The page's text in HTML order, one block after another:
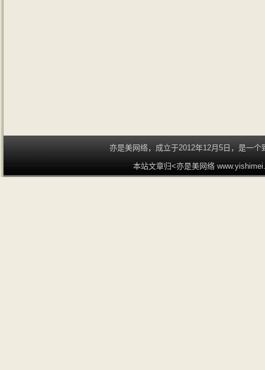
亦是美网络，成立于2012年12月5日，是一
本站文章归<亦是美网络